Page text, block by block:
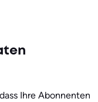
Ihre Abonnenten